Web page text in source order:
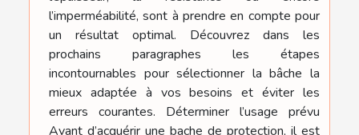
l’imperméabilité, sont à prendre en compte pour
un résultat optimal. Découvrez dans les
prochains paragraphes les étapes
incontournables pour sélectionner la bâche la
mieux adaptée à vos besoins et éviter les
erreurs courantes. Déterminer l’usage prévu
Avant d’acquérir une bache de protection, il est